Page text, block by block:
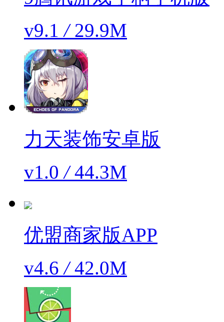
v9.1/29.9M
力天装饰安卓版
v1.0/44.3M
优盟商家版APP
v4.6/42.0M